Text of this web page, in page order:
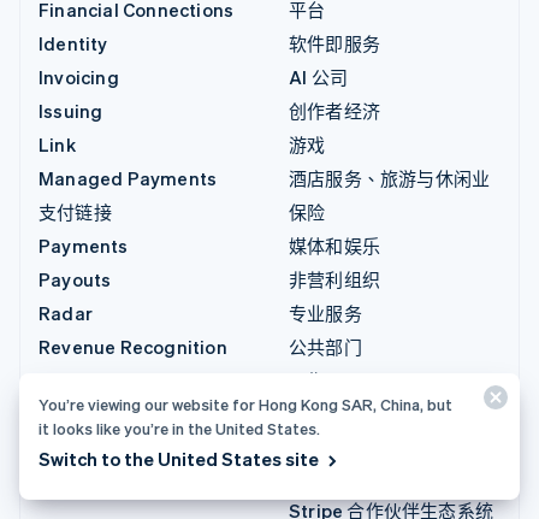
Financial Connections
Identity
Invoicing
Issuing
Link
Managed Payments
支付链接
Payments
Payouts
Radar
Revenue Recognition
Tax
Terminal
平台
软件即服务
AI 公司
创作者经济
游戏
酒店服务、旅游与休闲业
保险
媒体和娱乐
非营利组织
专业服务
公共部门
零售
集成与定制解决方案
Stripe 合作伙伴生态系统
You’re viewing our website for Hong Kong SAR, China, but
it looks like you’re in the United States.
Switch to the United States site